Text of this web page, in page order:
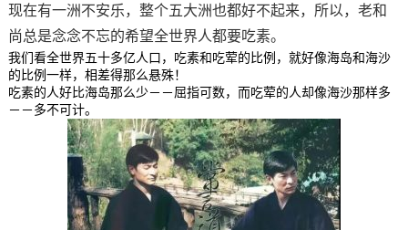
现在有一洲不安乐，整个五大洲也都好不起来，所以，老和
尚总是念念不忘的希望全世界人都要吃素。
我们看全世界五十多亿人口，吃素和吃荤的比例，就好像海岛和海沙
的比例一样，相差得那么悬殊！
吃素的人好比海岛那么少－－屈指可数，而吃荤的人却像海沙那样多
－－多不可计。